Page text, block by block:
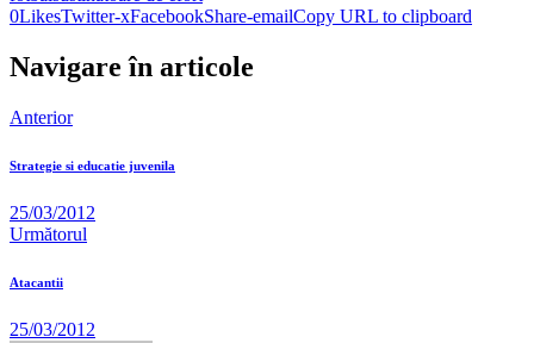
0LikesTwitter-xFacebookShare-emailCopy URL to clipboard
Navigare în articole
Anterior
Strategie si educatie juvenila
25/03/2012
Următorul
Atacantii
25/03/2012